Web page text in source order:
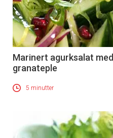
Marinert agurksalat med
granateple
5 minutter